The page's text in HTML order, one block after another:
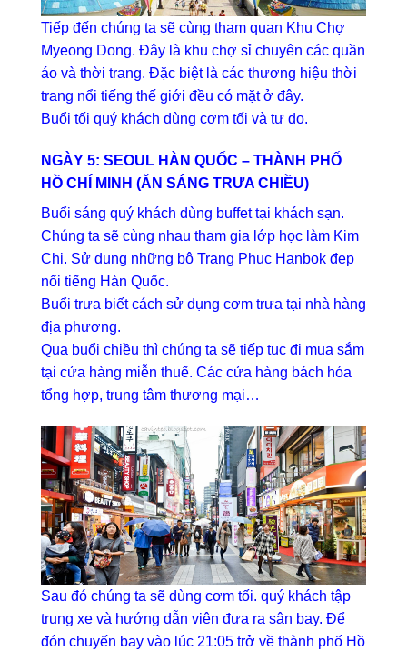
Tiếp đến chúng ta sẽ cùng tham quan Khu Chợ
Myeong Dong. Đây là khu chợ sỉ chuyên các quần
áo và thời trang. Đặc biệt là các thương hiệu thời
trang nổi tiếng thế giới đều có mặt ở đây.
Buổi tối quý khách dùng cơm tối và tự do.
NGÀY 5: SEOUL HÀN QUỐC – THÀNH PHỐ
HỒ CHÍ MINH (ĂN SÁNG TRƯA CHIỀU)
Buổi sáng quý khách dùng buffet tại khách sạn.
Chúng ta sẽ cùng nhau tham gia lớp học làm Kim
Chi. Sử dụng những bộ Trang Phục Hanbok đẹp
nổi tiếng Hàn Quốc.
Buổi trưa biết cách sử dụng cơm trưa tại nhà hàng
địa phương.
Qua buổi chiều thì chúng ta sẽ tiếp tục đi mua sắm
tại cửa hàng miễn thuế. Các cửa hàng bách hóa
tổng hợp, trung tâm thương mại…
Sau đó chúng ta sẽ dùng cơm tối. quý khách tập
trung xe và hướng dẫn viên đưa ra sân bay. Để
đón chuyến bay vào lúc 21:05 trở về thành phố Hồ